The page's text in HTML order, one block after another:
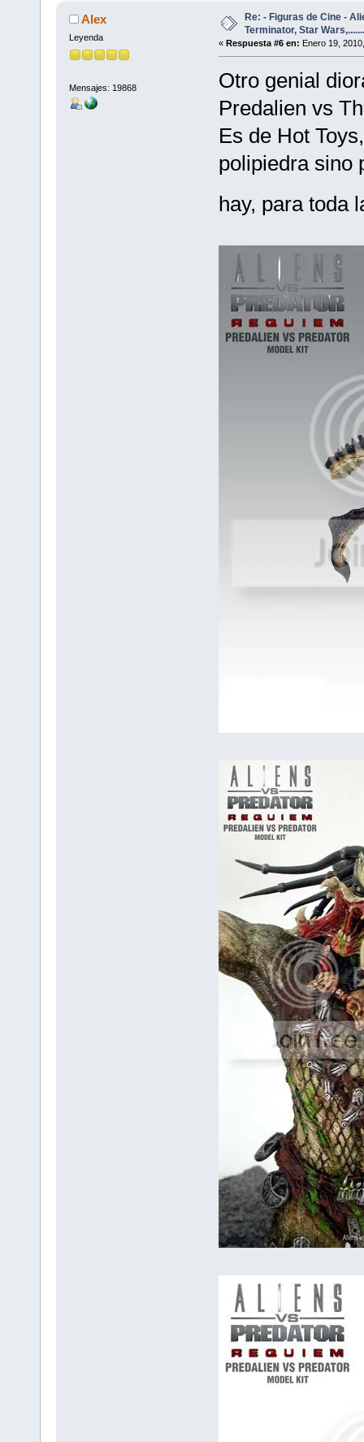
Alex
Leyenda
Mensajes: 19868
Re: - Figuras de Cine -
Terminator, Star Wars,.......
« Respuesta #6 en: Enero 19,
Otro genial
Predalien vs
Es de Hot
polipiedra sino
hay, para toda